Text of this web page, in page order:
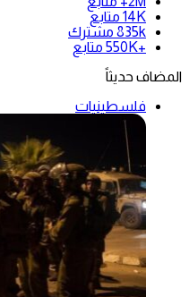
14K متابع
835k مشترك
+550K
متابع
المضاف حديثاً
فلسطينيات